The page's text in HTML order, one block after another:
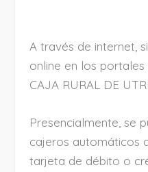
A través de internet,
online en los portales
CAJA RURAL DE
Presencialmente, se
cajeros automáticos
tarjeta de débito o